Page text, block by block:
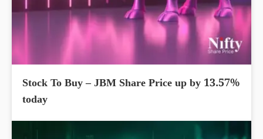
Stock To Buy – JBM Share Price up by 13.57%
today